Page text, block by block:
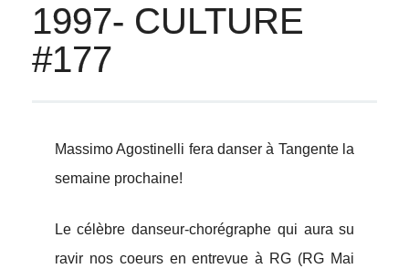
1997- CULTURE
#177
Massimo Agostinelli fera danser à Tangente la
semaine prochaine!
Le célèbre danseur-chorégraphe qui aura su
ravir nos coeurs en entrevue à RG (RG Mai